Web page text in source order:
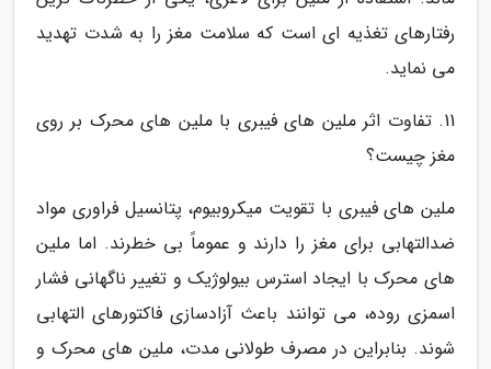
رفتارهای تغذیه ای است که سلامت مغز را به شدت تهدید
می نماید.
11. تفاوت اثر ملین های فیبری با ملین های محرک بر روی
مغز چیست؟
ملین های فیبری با تقویت میکروبیوم، پتانسیل فراوری مواد
ضدالتهابی برای مغز را دارند و عموماً بی خطرند. اما ملین
های محرک با ایجاد استرس بیولوژیک و تغییر ناگهانی فشار
اسمزی روده، می توانند باعث آزادسازی فاکتورهای التهابی
شوند. بنابراین در مصرف طولانی مدت، ملین های محرک و